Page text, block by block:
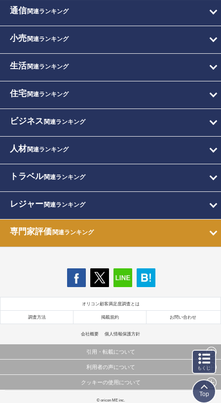
通信関連ランキング
小売関連ランキング
生活関連ランキング
住宅関連ランキング
ビジネス 関連ランキング
人材関連ランキング
トラベル関連ランキング
レジャー関連ランキング
専門家評価関連ランキング
オリコン顧客満足度調査とは
調査方法 掲載規約 お問い合わせ
会社概要 個人情報保護方針
引用・転載について
当サイトで公開されている情報（文字、写真、イラスト、画像データ等）及びこれらの配置・
これらの情報を権利者の許可なく無断転載・複製などの二次利用を行うことは固く禁じており
利用者の声について
当サイトに掲載している内容はすべてサービスの利用者が提出された見解・感想です。
クッキーの使用について
このサイトでは Cookie を使用して、ユーザーに合わせたコンテンツや広告の表示、ソーシャル
© oricon ME inc.
もくじ
Top